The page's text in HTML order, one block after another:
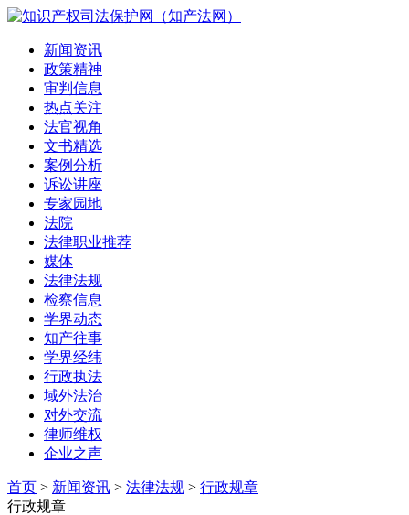
新闻资讯
政策精神
审判信息
热点关注
法官视角
文书精选
案例分析
诉讼讲座
专家园地
法院
法律职业推荐
媒体
法律法规
检察信息
学界动态
知产往事
学界经纬
行政执法
域外法治
对外交流
律师维权
企业之声
首页 > 新闻资讯 > 法律法规 > 行政规章
行政规章